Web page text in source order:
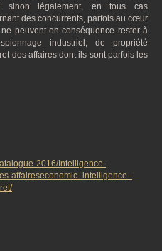
sinon légalement, en tous cas
des concurrents, parfois au cœur
peuvent en conséquence rester à
industriel, de propriété
des affaires dont ils sont parfois les
2016/Intelligence-
affaireseconomic–intelligence–